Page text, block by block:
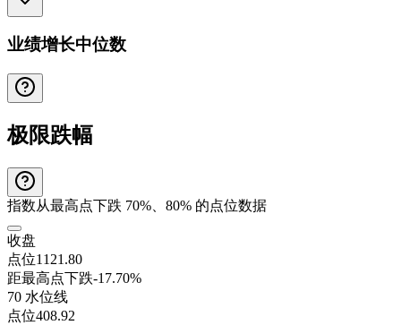
业绩增长中位数
极限跌幅
指数从最高点下跌 70%、80% 的点位数据
收盘
点位1121.80
距最高点下跌-17.70%
70 水位线
点位408.92